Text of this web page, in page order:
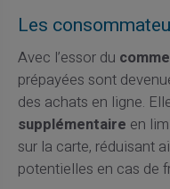
Les
Avec l’essor du
prépayées sont
des achats en ligne.
supplémentaire en
sur la carte, réduisant
potentielles en cas de